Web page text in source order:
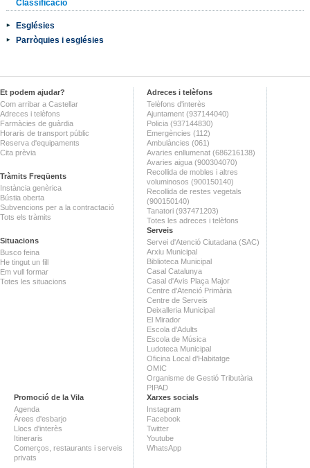
Classificació
Esglésies
Parròquies i esglésies
Et podem ajudar?
Com arribar a Castellar
Adreces i telèfons
Farmàcies de guàrdia
Horaris de transport públic
Reserva d'equipaments
Cita prèvia
Tràmits Freqüents
Instància genèrica
Bústia oberta
Subvencions per a la contractació
Tots els tràmits
Situacions
Busco feina
He tingut un fill
Em vull formar
Totes les situacions
Adreces i telèfons
Telèfons d'interès
Ajuntament (937144040)
Policia (937144830)
Emergències (112)
Ambulàncies (061)
Avaries enllumenat (686216138)
Avaries aigua (900304070)
Recollida de mobles i altres
voluminosos (900150140)
Recollida de restes vegetals
(900150140)
Tanatori (937471203)
Totes les adreces i telèfons
Serveis
Servei d'Atenció Ciutadana (SAC)
Arxiu Municipal
Biblioteca Municipal
Casal Catalunya
Casal d'Avis Plaça Major
Centre d'Atenció Primària
Centre de Serveis
Deixalleria Municipal
El Mirador
Escola d'Adults
Escola de Música
Ludoteca Municipal
Oficina Local d'Habitatge
OMIC
Organisme de Gestió Tributària
PIPAD
Promoció de la Vila
Agenda
Àrees d'esbarjo
Llocs d'interès
Itineraris
Comerços, restaurants i serveis
privats
Xarxes socials
Instagram
Facebook
Twitter
Youtube
WhatsApp